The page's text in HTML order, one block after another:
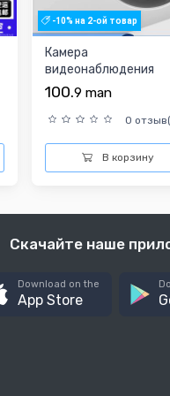
-10% на 2-ой товар
Камера
видеонаблюдения
100.9 man
0
В корзину
Скачайте наше
Download on the
App Store